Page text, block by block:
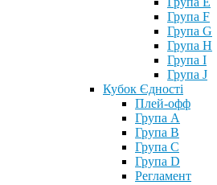
Група F
Група G
Група H
Група I
Група J
Кубок Єдності
Плей-офф
Група А
Група В
Група С
Група D
Регламент